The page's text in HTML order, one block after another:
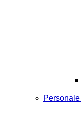
Personale